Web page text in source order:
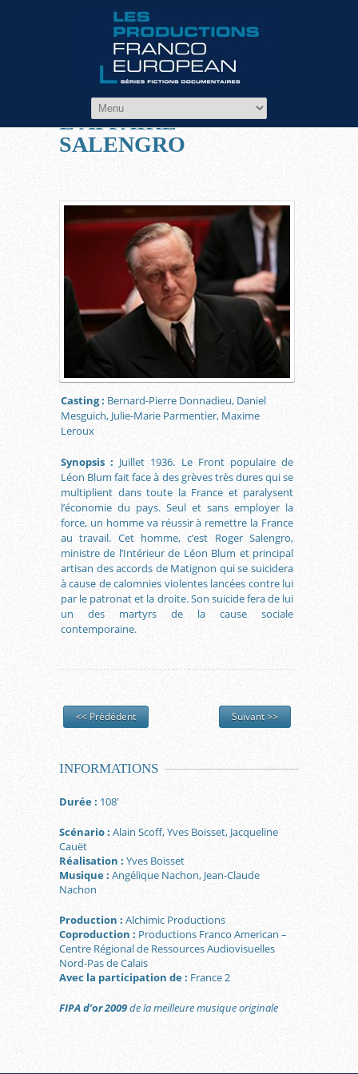
Filmographie
L’AFFAIRE
SALENGRO
Casting : Bernard-Pierre Donnadieu, Daniel
Mesguich, Julie-Marie Parmentier, Maxime
Leroux
Synopsis : Juillet 1936. Le Front populaire de
Léon Blum fait face à des grèves très dures qui se
multiplient dans toute la France et paralysent
l’économie du pays. Seul et sans employer la
force, un homme va réussir à remettre la France
au travail. Cet homme, c’est Roger Salengro,
ministre de l’Intérieur de Léon Blum et principal
artisan des accords de Matignon qui se suicidera
à cause de calomnies violentes lancées contre lui
par le patronat et la droite. Son suicide fera de lui
un des martyrs de la cause sociale
contemporaine.
<< Prédédent Suivant >>
INFORMATIONS
Durée : 108′
Scénario : Alain Scoff, Yves Boisset, Jacqueline
Cauët
Réalisation : Yves Boisset
Musique : Angélique Nachon, Jean-Claude
Nachon
Production : Alchimic Productions
Coproduction : Productions Franco American –
Centre Régional de Ressources Audiovisuelles
Nord-Pas de Calais
Avec la participation de : France 2
FIPA d’or 2009de la meilleure musique originale